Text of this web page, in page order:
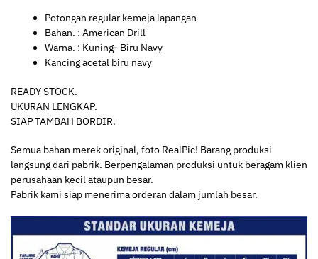
Potongan regular kemeja lapangan
Bahan. : American Drill
Warna. : Kuning- Biru Navy
Kancing acetal biru navy
READY STOCK.
UKURAN LENGKAP.
SIAP TAMBAH BORDIR.
Semua bahan merek original, foto RealPic! Barang produksi
langsung dari pabrik. Berpengalaman produksi untuk beragam klien
perusahaan kecil ataupun besar.
Pabrik kami siap menerima orderan dalam jumlah besar.